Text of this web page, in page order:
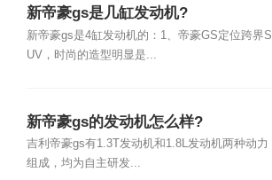
新帝豪gs是几缸发动机?
新帝豪gs是4缸发动机的：1、帝豪GS定位跨界S
UV，时尚的造型明显是...
新帝豪gs的发动机怎么样?
吉利帝豪gs有1.3T发动机和1.8L发动机两种动力
组成，均为自主研发...